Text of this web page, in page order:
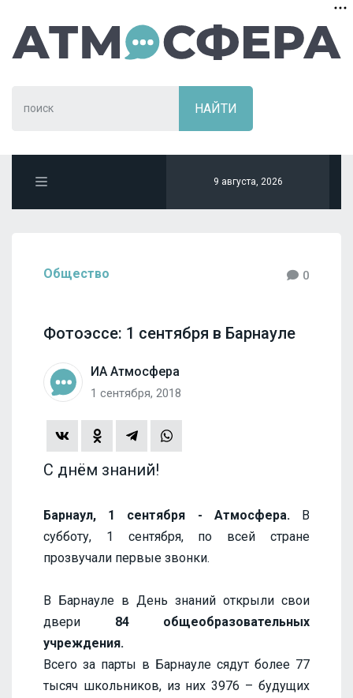
9 августа, 2026
Общество 0
Фотоэссе: 1 сентября в Барнауле
ИА Атмосфера
1 сентября, 2018
С днём знаний!
Барнаул, 1 сентября - Атмосфера. В
субботу, 1 сентября, по всей стране
прозвучали первые звонки.
В Барнауле в День знаний открыли свои
двери 84 общеобразовательных
учреждения.
Всего за парты в Барнауле сядут более 77
тысяч школьников, из них 3976 – будущих